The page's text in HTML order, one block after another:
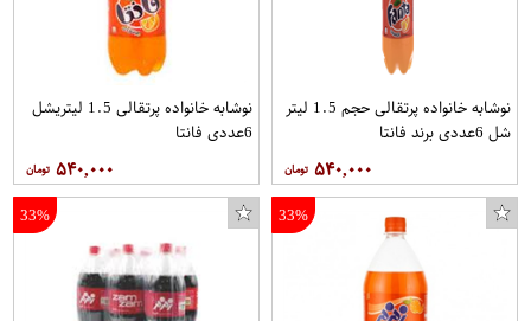
نوشابه خانواده پرتقالی حجم 1.5 لیتر
شل 6عددی برند فانتا
۵۴۰,۰۰۰
نوشابه خانواده پرتقالی 1.5 ليتریشل
6عددی فانتا
۵۴۰,۰۰۰
33%
33%